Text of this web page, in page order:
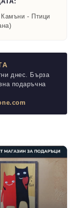
Камъни - Птици
днес. Бърза
подаръчна